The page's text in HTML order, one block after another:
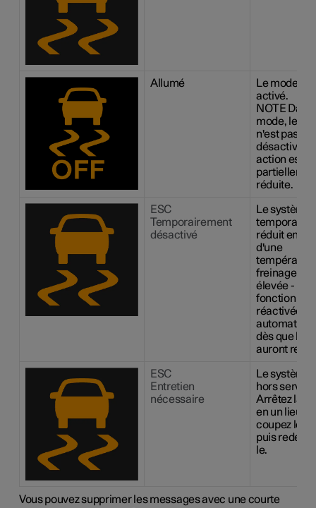
Allumé
Le mode
activé.
NOTE Dans
mode, le
n'est pas
désactivé,
action est
réduite.
ESC
Temporairement
désactivé
Le système
réduit en
d'une
freinage
élevée - la
fonction
réactivée
dès que les
auront
ESC
Entretien
nécessaire
Le système
hors
Arrêtez la
en un lieu
coupez le
puis
le.
Vous pouvez supprimer les messages avec une courte